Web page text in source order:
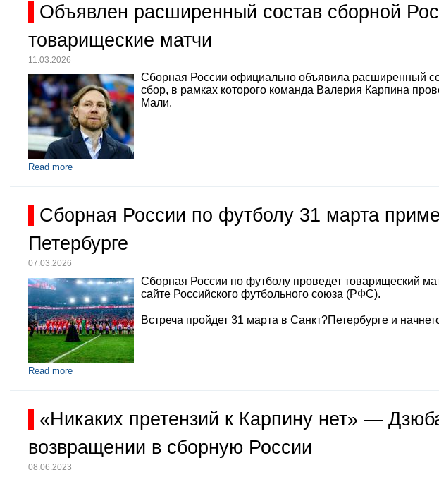
Объявлен расширенный состав сборной
товарищеские матчи
11.03.2026
Сборная России официально объявила расширенный
сбор, в рамках которого команда Валерия Карпина
Мали.
Read more
Сборная России по футболу 31 марта
Петербурге
07.03.2026
Сборная России по футболу проведет товарищеский
сайте Российского футбольного союза (РФС).
Встреча пройдет 31 марта в Санкт?Петербурге и
Read more
«Никаких претензий к Карпину нет» —
возвращении в сборную России
08.06.2023